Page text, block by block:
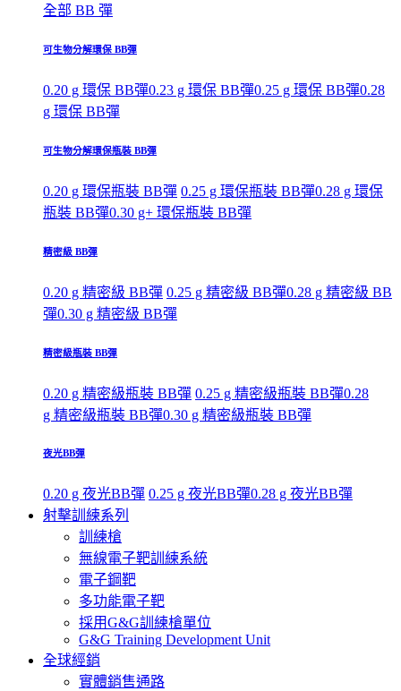
全部 BB 彈
可生物分解環保 BB彈
0.20 g 環保 BB彈0.23 g 環保 BB彈0.25 g 環保 BB彈0.28
g 環保 BB彈
可生物分解環保瓶裝 BB彈
0.20 g 環保瓶裝 BB彈 0.25 g 環保瓶裝 BB彈0.28 g 環保
瓶裝 BB彈0.30 g+ 環保瓶裝 BB彈
精密級 BB彈
0.20 g 精密級 BB彈 0.25 g 精密級 BB彈0.28 g 精密級 BB
彈0.30 g 精密級 BB彈
精密級瓶裝 BB彈
0.20 g 精密級瓶裝 BB彈 0.25 g 精密級瓶裝 BB彈0.28
g 精密級瓶裝 BB彈0.30 g 精密級瓶裝 BB彈
夜光BB彈
0.20 g 夜光BB彈 0.25 g 夜光BB彈0.28 g 夜光BB彈
射擊訓練系列
訓練槍
無線電子靶訓練系統
電子鋼靶
多功能電子靶
採用G&G訓練槍單位
G&G Training Development Unit
全球經銷
實體銷售通路